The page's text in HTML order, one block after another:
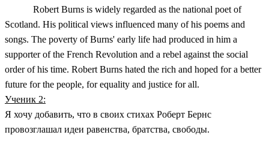
Robert Burns is widely regarded as the national poet of
Scotland. His political views influenced many of his poems and
songs. The poverty of Burns' early life had produced in him a
supporter of the French Revolution and a rebel against the social
order of his time. Robert Burns hated the rich and hoped for a better
future for the people, for equality and justice for all.
Ученик 2:
Я хочу добавить, что в своих стихах Роберт Бернс
провозглашал идеи равенства, братства, свободы.